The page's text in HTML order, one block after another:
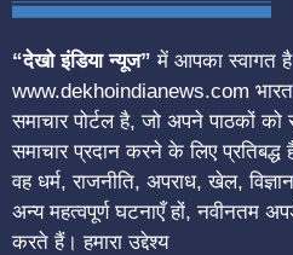
“देखो इंडिया न्यूज” में आपका स्वागत
www.dekhoindianews.com
समाचार पोर्टल है, जो अपने पाठकों को
समाचार प्रदान करने के लिए
वह धर्म, राजनीति, अपराध, खेल,
अन्य महत्वपूर्ण घटनाएँ हों, नवीनतम
करते हैं। हमारा उद्देश्य